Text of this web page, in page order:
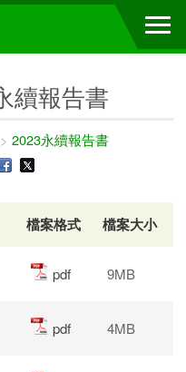
續報告書
>2023永續報告書
檔案格式 檔案大小
pdf 9MB
pdf 4MB